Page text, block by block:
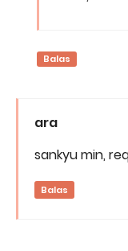
Balas
ara
sankyu min,
Balas